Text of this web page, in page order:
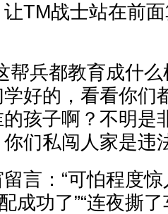
TM战士站在前
兵都教育成什么
好的，看看你们
孩子啊？不明是
们私闯人家是违
：“可怕程度惊
成功了”“连夜撕